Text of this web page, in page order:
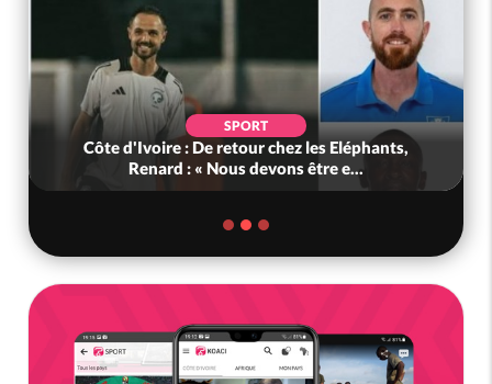
SPORT
Côte d'Ivoire : De retour chez les Eléphants,
Renard : « Nous devons être e...